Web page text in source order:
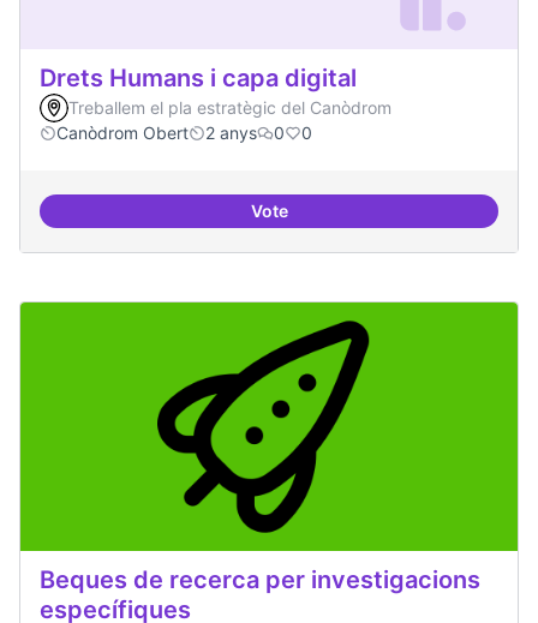
Drets Humans i capa digital
Treballem el pla estratègic del Canòdrom
Canòdrom Obert
2 anys 0 0
VoteDrets Humans i capa digital
Beques de recerca per investigacions
específiques